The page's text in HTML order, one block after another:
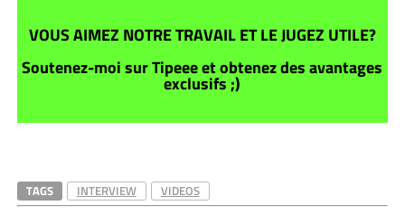
VOUS AIMEZ NOTRE TRAVAIL ET LE JUGEZ UTILE?
Soutenez-moi sur Tipeee et obtenez des avantages
exclusifs ;)
TAGS INTERVIEW VIDEOS